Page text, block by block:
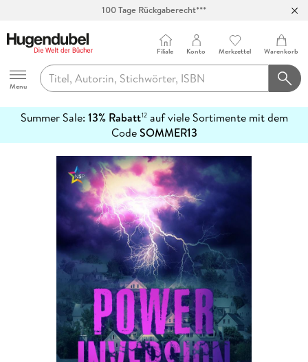
100 Tage Rückgaberecht***
Hugendubel
Menu
Filiale Konto Merkzettel Warenkorb
Summer Sale: 13% Rabatt12auf viele Sortimente mit dem
CodeSOMMER13
erfahren